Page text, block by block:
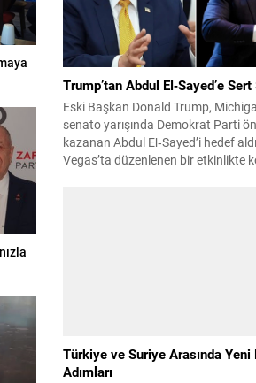
Trump’tan Abdul El‑Sayed’e Sert
Eski Başkan Donald Trump,
senato yarışında Demokrat Parti
kazanan Abdul El‑Sayed’i hedef
Vegas’ta düzenlenen bir etkinlikte
Türkiye ve Suriye Arasında
Adımları